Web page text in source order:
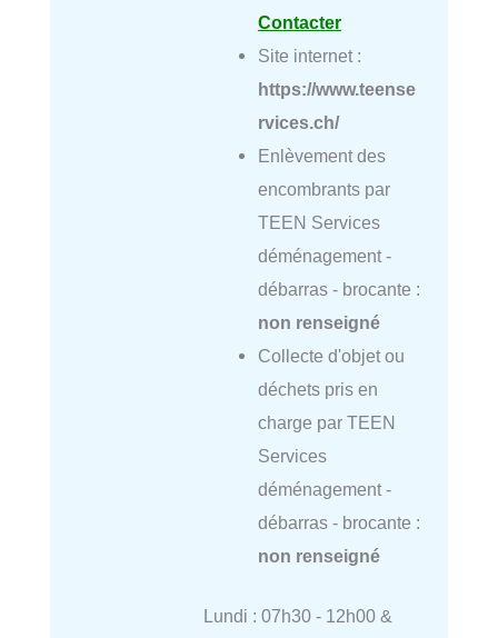
Contacter
Site internet :
https://www.teense
rvices.ch/
Enlèvement des
encombrants par
TEEN Services
déménagement -
débarras - brocante :
non renseigné
Collecte d'objet ou
déchets pris en
charge par TEEN
Services
déménagement -
débarras - brocante :
non renseigné
Lundi : 07h30 - 12h00 &